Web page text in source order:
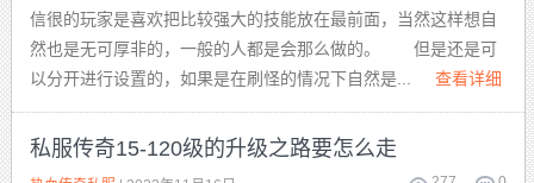
信很的玩家是喜欢把比较强大的技能放在最前面，当然这样想自
然也是无可厚非的，一般的人都是会那么做的。 但是还是可
以分开进行设置的，如果是在刷怪的情况下自然是...
查看详细
私服传奇15-120级的升级之路要怎么走